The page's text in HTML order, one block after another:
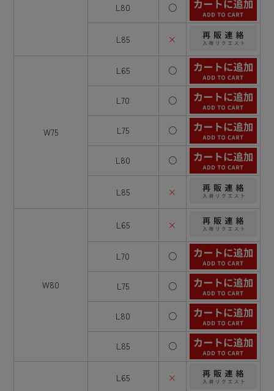
L80 ○
L85 ×
W75
L65 ○
L70 ○
L75 ○
L80 ○
L85 ×
W80
L65 ×
L70 ○
L75 ○
L80 ○
L85 ○
L65 ×